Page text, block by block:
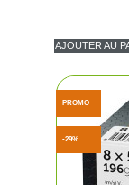
AJOUTER AU
PROMO
-29%